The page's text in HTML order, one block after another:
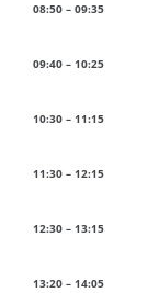
08:50 – 09:35
09:40 – 10:25
10:30 – 11:15
11:30 – 12:15
12:30 – 13:15
13:20 – 14:05